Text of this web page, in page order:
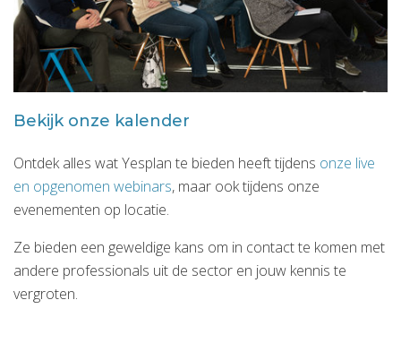
Bekijk onze kalender
Ontdek alles wat Yesplan te bieden heeft tijdens onze live
en opgenomen webinars, maar ook tijdens onze
evenementen op locatie.
Ze bieden een geweldige kans om in contact te komen met
andere professionals uit de sector en jouw kennis te
vergroten.